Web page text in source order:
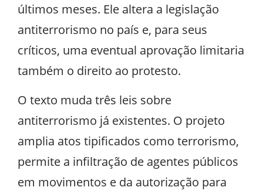
últimos meses. Ele altera a legislação
antiterrorismo no país e, para seus
críticos, uma eventual aprovação limitaria
também o direito ao protesto.
O texto muda três leis sobre
antiterrorismo já existentes. O projeto
amplia atos tipificados como terrorismo,
permite a infiltração de agentes públicos
em movimentos e da autorização para